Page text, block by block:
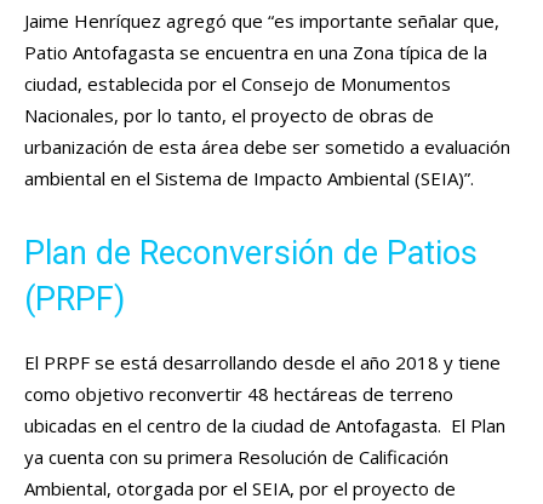
Jaime Henríquez agregó que “es importante señalar que,
Patio Antofagasta se encuentra en una Zona típica de la
ciudad, establecida por el Consejo de Monumentos
Nacionales, por lo tanto, el proyecto de obras de
urbanización de esta área debe ser sometido a evaluación
ambiental en el Sistema de Impacto Ambiental (SEIA)”.
Plan de Reconversión de Patios
(PRPF)
El PRPF se está desarrollando desde el año 2018 y tiene
como objetivo reconvertir 48 hectáreas de terreno
ubicadas en el centro de la ciudad de Antofagasta. El Plan
ya cuenta con su primera Resolución de Calificación
Ambiental, otorgada por el SEIA, por el proyecto de